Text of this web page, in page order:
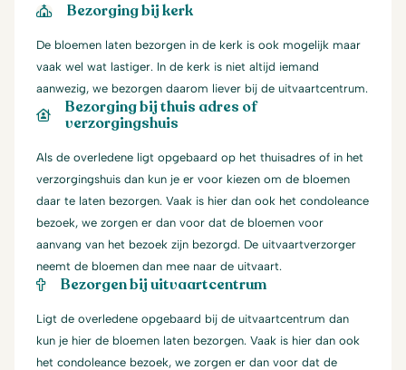
Bezorging bij kerk
De bloemen laten bezorgen in de kerk is ook mogelijk maar
vaak wel wat lastiger. In de kerk is niet altijd iemand
aanwezig, we bezorgen daarom liever bij de uitvaartcentrum.
Bezorging bij thuis adres of
verzorgingshuis
Als de overledene ligt opgebaard op het thuisadres of in het
verzorgingshuis dan kun je er voor kiezen om de bloemen
daar te laten bezorgen. Vaak is hier dan ook het condoleance
bezoek, we zorgen er dan voor dat de bloemen voor
aanvang van het bezoek zijn bezorgd. De uitvaartverzorger
neemt de bloemen dan mee naar de uitvaart.
Bezorgen bij uitvaartcentrum
Ligt de overledene opgebaard bij de uitvaartcentrum dan
kun je hier de bloemen laten bezorgen. Vaak is hier dan ook
het condoleance bezoek, we zorgen er dan voor dat de